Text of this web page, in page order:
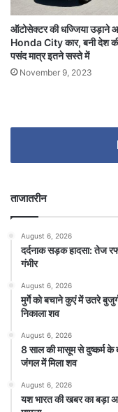
ऑटोसेक्टर की धज्जिया उड़ाने
Honda City कार, बनी देश
पसंद मात्र इतने सस्ते में
November 9, 2023
ताजातरीन
August 6, 2026
दर्दनाक सड़क हादसा: तेज
गंभीर
August 6, 2026
मुर्गे को बचाने कुएं में उतरे
निकाला शव
August 6, 2026
8 साल की मासूम से दुष्कर्म के
जंगल में मिला शव
August 6, 2026
यश भारत की खबर का बड़ा